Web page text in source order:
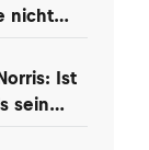
nicht
Ist
sein